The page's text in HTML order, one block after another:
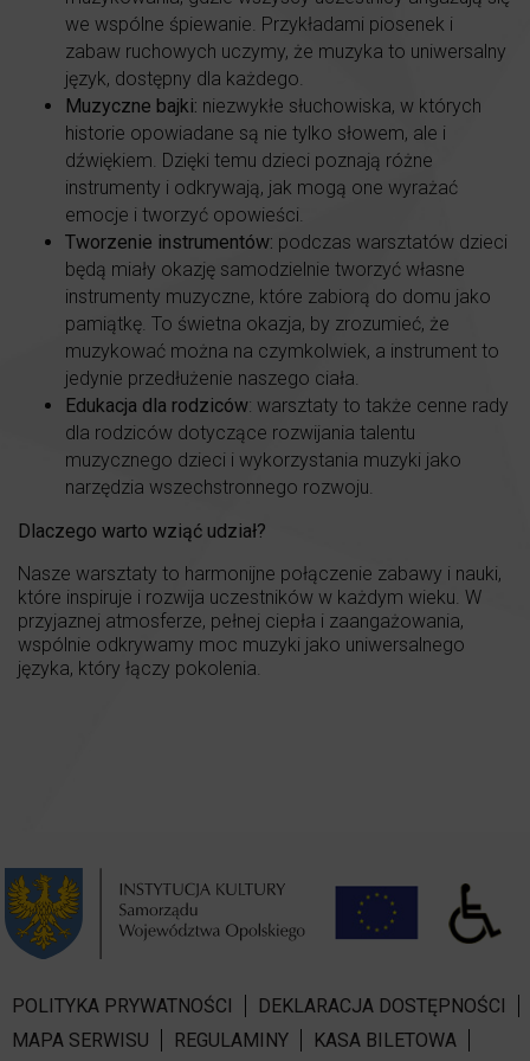
we wspólne śpiewanie. Przykładami piosenek i
zabaw ruchowych uczymy, że muzyka to uniwersalny
język, dostępny dla każdego.
Muzyczne bajki: niezwykłe słuchowiska, w których
historie opowiadane są nie tylko słowem, ale i
dźwiękiem. Dzięki temu dzieci poznają różne
instrumenty i odkrywają, jak mogą one wyrażać
emocje i tworzyć opowieści.
Tworzenie instrumentów: podczas warsztatów dzieci
będą miały okazję samodzielnie tworzyć własne
instrumenty muzyczne, które zabiorą do domu jako
pamiątkę. To świetna okazja, by zrozumieć, że
muzykować można na czymkolwiek, a instrument to
jedynie przedłużenie naszego ciała.
Edukacja dla rodziców: warsztaty to także cenne rady
dla rodziców dotyczące rozwijania talentu
muzycznego dzieci i wykorzystania muzyki jako
narzędzia wszechstronnego rozwoju.
Dlaczego warto wziąć udział?
Nasze warsztaty to harmonijne połączenie zabawy i nauki,
które inspiruje i rozwija uczestników w każdym wieku. W
przyjaznej atmosferze, pełnej ciepła i zaangażowania,
wspólnie odkrywamy moc muzyki jako uniwersalnego
języka, który łączy pokolenia.
POLITYKA PRYWATNOŚCI
DEKLARACJA DOSTĘPNOŚCI
MAPA SERWISU
REGULAMINY KASA BILETOWA